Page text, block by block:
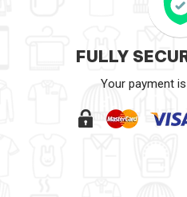
FULLY
Your payment